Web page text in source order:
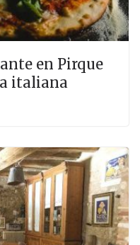
en Pirque
italiana